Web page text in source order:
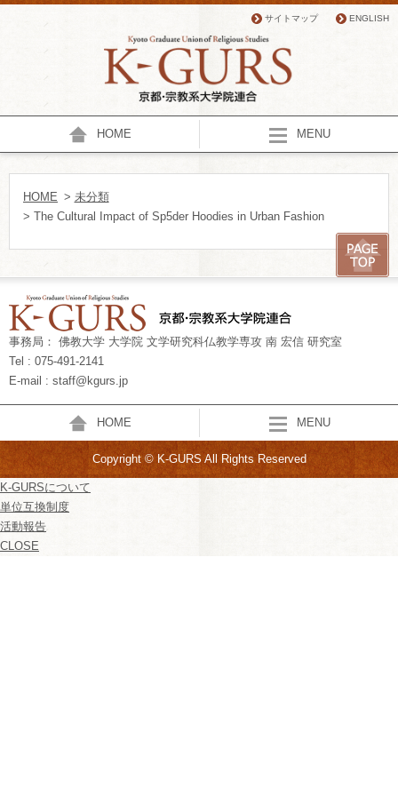
サイトマップ ENGLISH
HOME MENU
HOME > 未分類
> The Cultural Impact of Sp5der Hoodies in Urban Fashion
事務局： 佛教大学 大学院 文学研究科仏教学専攻 南 宏信 研究室
Tel : 075-491-2141
E-mail : staff@kgurs.jp
HOME MENU
Copyright © K-GURS All Rights Reserved
K-GURSについて
単位互換制度
活動報告
CLOSE